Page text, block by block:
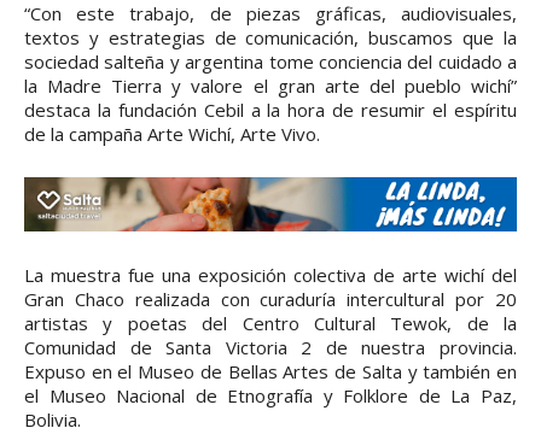
“Con este trabajo, de piezas gráficas, audiovisuales,
textos y estrategias de comunicación, buscamos que la
sociedad salteña y argentina tome conciencia del cuidado a
la Madre Tierra y valore el gran arte del pueblo wichí”
destaca la fundación Cebil a la hora de resumir el espíritu
de la campaña Arte Wichí, Arte Vivo.
La muestra fue una exposición colectiva de arte wichí del
Gran Chaco realizada con curaduría intercultural por 20
artistas y poetas del Centro Cultural Tewok, de la
Comunidad de Santa Victoria 2 de nuestra provincia.
Expuso en el Museo de Bellas Artes de Salta y también en
el Museo Nacional de Etnografía y Folklore de La Paz,
Bolivia.